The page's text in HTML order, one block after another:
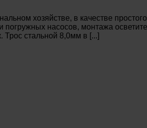
хозяйстве, в качестве
погружных насосов, монтажа
стальной 8,0мм в [...]